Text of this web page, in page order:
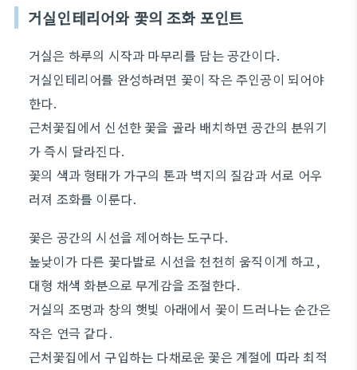
거실인테리어와 꽃의 조화 포인트
거실은 하루의 시작과 마무리를 담는 공간이다.
거실인테리어를 완성하려면 꽃이 작은 주인공이 되어야
한다.
근처꽃집에서 신선한 꽃을 골라 배치하면 공간의 분위기
가 즉시 달라진다.
꽃의 색과 형태가 가구의 톤과 벽지의 질감과 서로 어우
러져 조화를 이룬다.
꽃은 공간의 시선을 제어하는 도구다.
높낮이가 다른 꽃다발로 시선을 천천히 움직이게 하고,
대형 채색 화분으로 무게감을 조절한다.
거실의 조명과 창의 햇빛 아래에서 꽃이 드러나는 순간은
작은 연극 같다.
근처꽃집에서 구입하는 다채로운 꽃은 계절에 따라 최적